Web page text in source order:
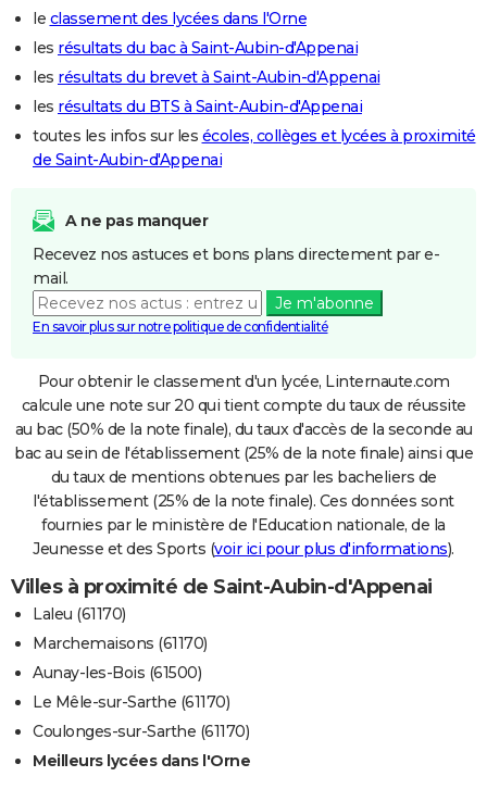
le classement des lycées dans l'Orne
les résultats du bac à Saint-Aubin-d'Appenai
les résultats du brevet à Saint-Aubin-d'Appenai
les résultats du BTS à Saint-Aubin-d'Appenai
toutes les infos sur les écoles, collèges et lycées à proximité
de Saint-Aubin-d'Appenai
A ne pas manquer
Recevez nos astuces et bons plans directement par e-
mail.
Je m'abonne
En savoir plus sur notre politique de confidentialité
Pour obtenir le classement d'un lycée, Linternaute.com
calcule une note sur 20 qui tient compte du taux de réussite
au bac (50% de la note finale), du taux d'accès de la seconde au
bac au sein de l'établissement (25% de la note finale) ainsi que
du taux de mentions obtenues par les bacheliers de
l'établissement (25% de la note finale). Ces données sont
fournies par le ministère de l'Education nationale, de la
Jeunesse et des Sports (voir ici pour plus d'informations).
Villes à proximité de Saint-Aubin-d'Appenai
Laleu (61170)
Marchemaisons (61170)
Aunay-les-Bois (61500)
Le Mêle-sur-Sarthe (61170)
Coulonges-sur-Sarthe (61170)
Meilleurs lycées dans l'Orne